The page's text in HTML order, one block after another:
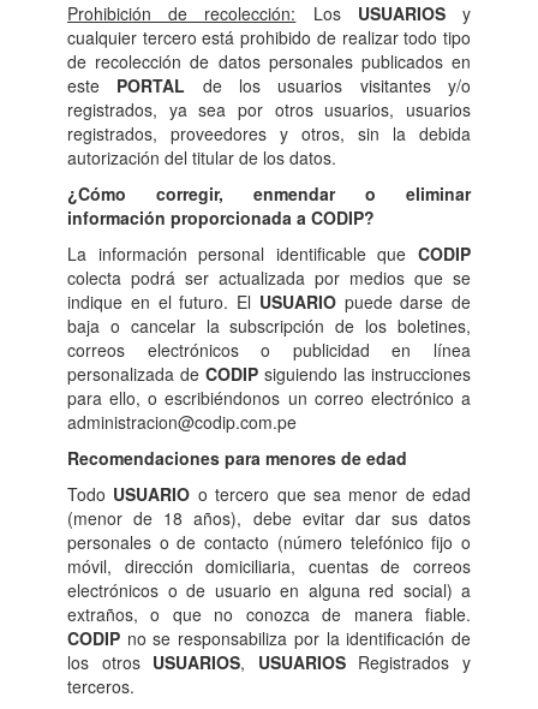
Prohibición de recolección: Los USUARIOSy
cualquier tercero está prohibido de realizar todo tipo
de recolección de datos personales publicados en
este PORTAL de los usuarios visitantes y/o
registrados, ya sea por otros usuarios, usuarios
registrados, proveedores y otros, sin la debida
autorización del titular de los datos.
¿Cómo corregir, enmendar o eliminar
información proporcionada a CODIP?
La información personal identificable que CODIP
colecta podrá ser actualizada por medios que se
indique en el futuro. El USUARIOpuede darse de
baja o cancelar la subscripción de los boletines,
correos electrónicos o publicidad en línea
personalizada de CODIP siguiendo las instrucciones
para ello, o escribiéndonos un correo electrónico a
administracion@codip.com.pe
Recomendaciones para menores de edad
Todo USUARIO o tercero que sea menor de edad
(menor de 18 años), debe evitar dar sus datos
personales o de contacto (número telefónico fijo o
móvil, dirección domiciliaria, cuentas de correos
electrónicos o de usuario en alguna red social) a
extraños, o que no conozca de manera fiable.
CODIP no se responsabiliza por la identificación de
los otros USUARIOS, USUARIOSRegistrados y
terceros.